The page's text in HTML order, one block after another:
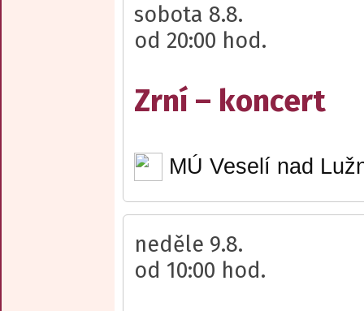
sobota 8.8.
od 20:00 hod.
Zrní – koncert
MÚ Veselí nad
neděle 9.8.
od 10:00 hod.